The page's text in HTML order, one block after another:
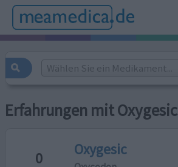
Wählen Sie ein Medikament...
Erfahrungen mit Oxygesic
0
Oxygesic